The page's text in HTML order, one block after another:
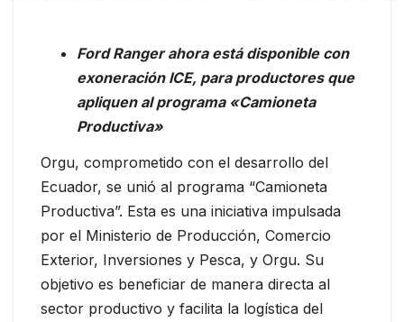
Ford Ranger ahora está disponible con
exoneración ICE, para productores que
apliquen al programa «Camioneta
Productiva»
Orgu, comprometido con el desarrollo del
Ecuador, se unió al programa “Camioneta
Productiva”. Esta es una iniciativa impulsada
por el Ministerio de Producción, Comercio
Exterior, Inversiones y Pesca, y Orgu. Su
objetivo es beneficiar de manera directa al
sector productivo y facilita la logística del